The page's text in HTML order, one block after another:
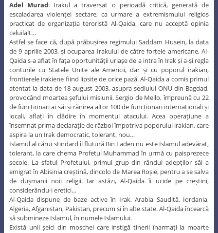
Adel Murad: Irakul a traversat o perioadă critică, generată de
escaladarea violenței sectare, ca urmare a extremismului religios
practicat de organizația teroristă Al-Qaida, care nu acceptă opinia
celuilalt…
Astfel se face că, după prăbușirea regimului Saddam Husein, la data
de 9 aprilie 2003, și ocuparea Irakului de către forțele americane, Al-
Qaida s-a aflat în fața oportunității uriașe de a intra în Irak și a-și regla
conturile cu Statele Unite ale Americii, dar și cu poporul irakian,
frontierele irakiene fiind lipsite de orice pază. Al-Qaida a comis primul
atentat la data de 18 august 2003, asupra sediului ONU din Bagdad,
provocând moartea șefului misiunii, Sergio de Mello, împreună cu 22
de funcționari ai săi și rănirea altor 100 de funcționari internaționali și
locali, aflați în clădire în momentul atacului. Acea operațiune a
însemnat prima declarație de război împotriva poporului irakian, care
aspira la un Irak democratic, tolerant, nou…
Islamul al cărui stindard îl flutură Bin Laden nu este Islamul adevărat,
tolerant, la care chema Profetul Muhammad în urmă cu paisprezece
secole. La sfatul Profetului, primul grup din rândul adepților săi a
emigrat în Abisinia creștină, dincolo de Marea Roșie, pentru a se salva
de dușmanii noii religii. Iar astăzi, Al-Qaida îi ucide pe creștini,
considerându-i eretici…
Al-Qaida dispune de baze active în Irak, Arabia Saudită, Iordania,
Algeria, Afganistan, Pakistan, precum și în alte state. Al-Qaida încearcă
să submineze Islamul, în numele Islamului.
Există unii șeici din moschei care instigă tinerii înarmați la moarte